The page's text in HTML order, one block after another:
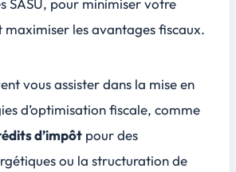
maximiser les avantages fiscaux.
vous assister dans la mise en
d’optimisation fiscale, comme
d’impôt pour des
ou la structuration de